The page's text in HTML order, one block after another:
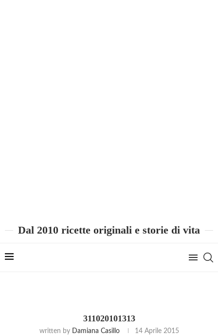
Dal 2010 ricette originali e storie di vita
311020101313
written by Damiana Casillo 14 Aprile 2015